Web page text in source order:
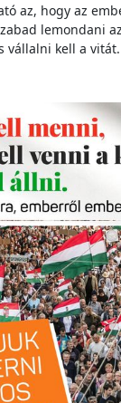
az, hogy az
lemondani
vállalni kell a vitát.